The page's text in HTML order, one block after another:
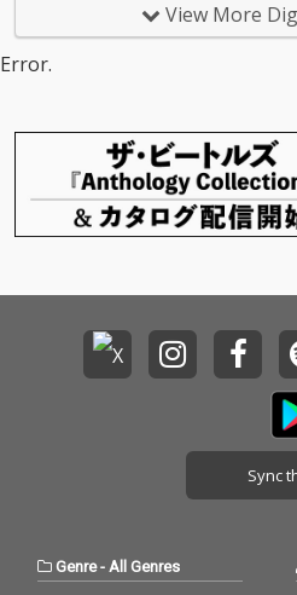
View More
Error.
Sync
Genre- All Genres